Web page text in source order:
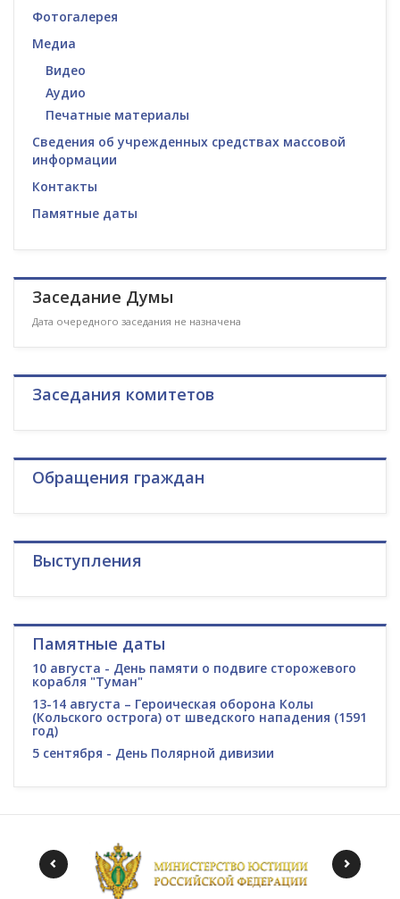
Фотогалерея
Медиа
Видео
Аудио
Печатные материалы
Сведения об учрежденных средствах массовой
информации
Контакты
Памятные даты
Заседание Думы
Дата очередного заседания не назначена
Заседания комитетов
Обращения граждан
Выступления
Памятные даты
10 августа - День памяти о подвиге сторожевого
корабля "Туман"
13-14 августа – Героическая оборона Колы
(Кольского острога) от шведского нападения (1591
год)
5 сентября - День Полярной дивизии